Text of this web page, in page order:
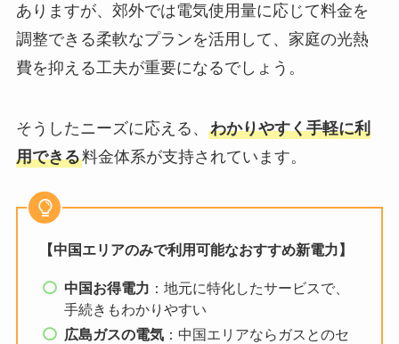
ありますが、郊外では電気使用量に応じて料金を
調整できる柔軟なプランを活用して、家庭の光熱
費を抑える工夫が重要になるでしょう。
そうしたニーズに応える、 わかりやすく手軽に利
用できる料金体系が支持されています。
【中国エリアのみで利用可能なおすすめ新電力】
中国お得電力 ：地元に特化したサービスで、
手続きもわかりやすい
広島ガスの電気 ：中国エリアならガスとのセ